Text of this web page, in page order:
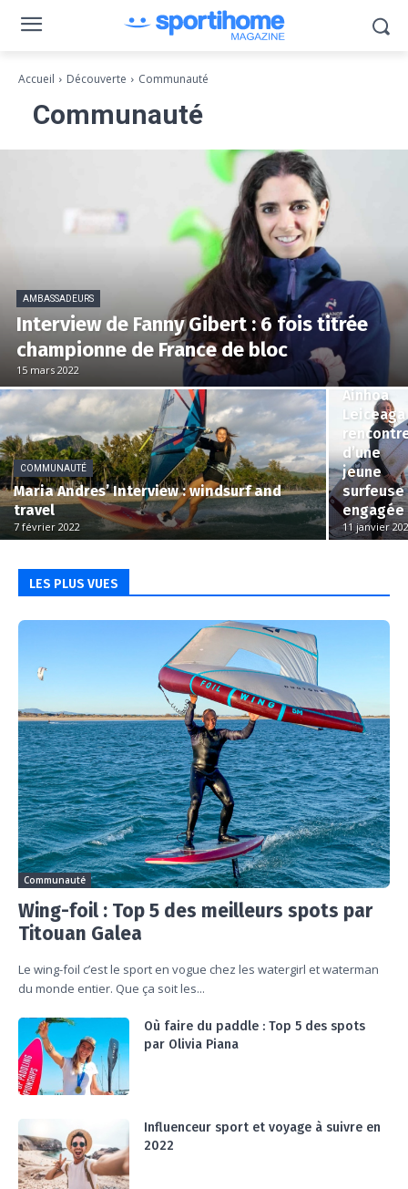
Accueil Découverte Communauté
Communauté
AMBASSADEURS
Interview de Fanny Gibert : 6 fois titrée
championne de France de bloc
15 mars 2022
COMMUNAUTÉ
Maria Andres’ Interview : windsurf and
travel
7 février 2022
Ainhoa
Leiceaga
d’une
jeune
surfeuse
engagée
11 janvier
LES PLUS VUES
Communauté
Wing-foil : Top 5 des meilleurs spots par
Titouan Galea
Le wing-foil c’est le sport en vogue chez les watergirl et waterman
du monde entier. Que ça soit les...
Où faire du paddle : Top 5 des spots
par Olivia Piana
Influenceur sport et voyage à suivre en
2022